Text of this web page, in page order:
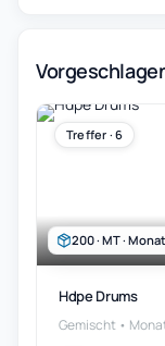
200 · MT ·
Treffer · 6
Hdpe Drums
Gemischt •